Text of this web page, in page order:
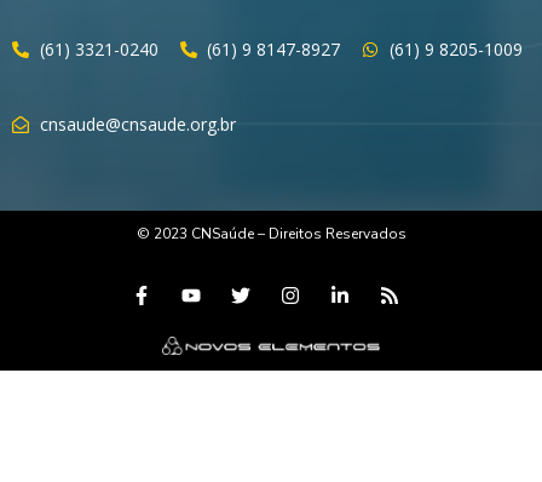
(61) 3321-0240 (61) 9 8147-8927 (61) 9 8205-1009
cnsaude@cnsaude.org.br
© 2023 CNSaúde – Direitos Reservados